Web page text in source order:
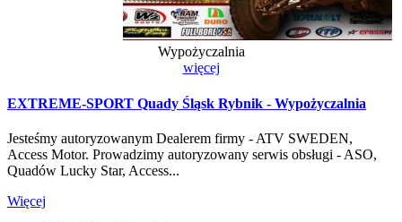
Wypożyczalnia
więcej
EXTREME-SPORT Quady Śląsk Rybnik - Wypożyczalnia
Jesteśmy autoryzowanym Dealerem firmy - ATV SWEDEN,
Access Motor. Prowadzimy autoryzowany serwis obsługi - ASO,
Quadów Lucky Star, Access...
Więcej